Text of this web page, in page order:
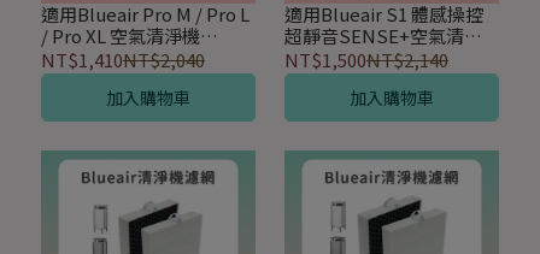
適用Blueair Pro M / Pro L
/ Pro XL 空氣清淨機
Smokestop 除臭高效
HEPA濾網
NT$1,410NT$2,040
加入購物車
適用Blueair S1 體感操控
超靜音SENSE+空氣清淨
機 加強Smokestop 活性
碳HEPA濾網 2入組
NT$1,500NT$2,140
加入購物車